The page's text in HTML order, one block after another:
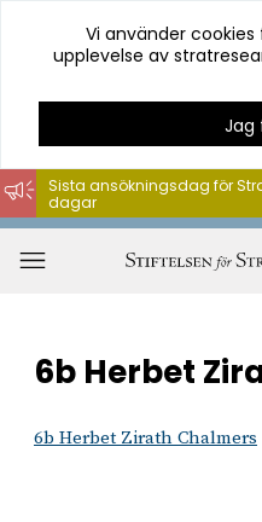
Hoppa
till
innehåll
Vi använder
upplevelse av
Jag
Sista ansökningsdag för
dagar
6b Herbet
6b Herbet Zirath Chalmers